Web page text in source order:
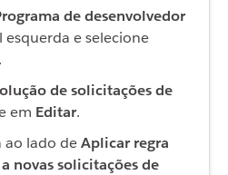
de desenvolvedor
esquerda e selecione
.
de solicitações de
em Editar.
ao lado deAplicar regra
novas solicitações de